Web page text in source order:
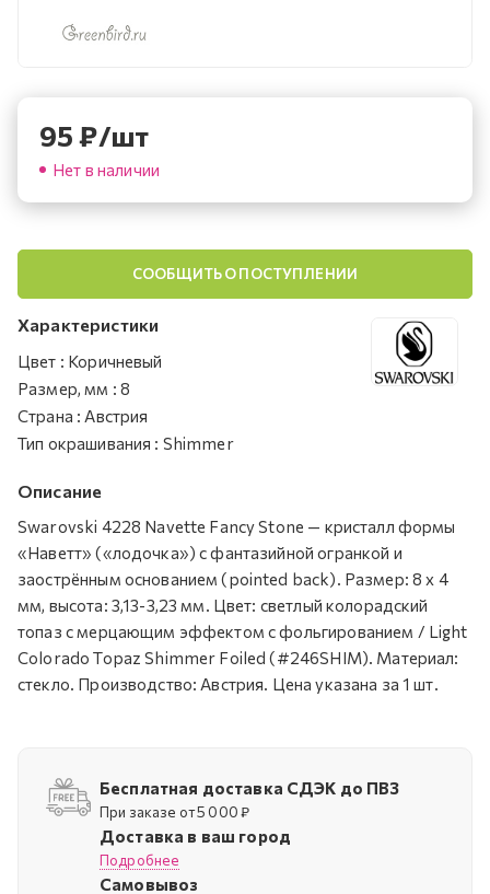
95₽/шт
Нет в наличии
СООБЩИТЬ О ПОСТУПЛЕНИИ
Характеристики
Цвет : Коричневый
Размер, мм : 8
Страна : Австрия
Тип окрашивания : Shimmer
Описание
Swarovski 4228 Navette Fancy Stone — кристалл формы
«Наветт» («лодочка») с фантазийной огранкой и
заострённым основанием (pointed back). Размер: 8 х 4
мм, высота: 3,13-3,23 мм. Цвет: светлый колорадский
топаз с мерцающим эффектом с фольгированием / Light
Colorado Topaz Shimmer Foiled (#246SHIM). Материал:
стекло. Производство: Австрия. Цена указана за 1 шт.
Бесплатная доставка СДЭК до ПВЗ
При заказе от 5 000 ₽
Доставка в ваш город
Подробнее
Самовывоз